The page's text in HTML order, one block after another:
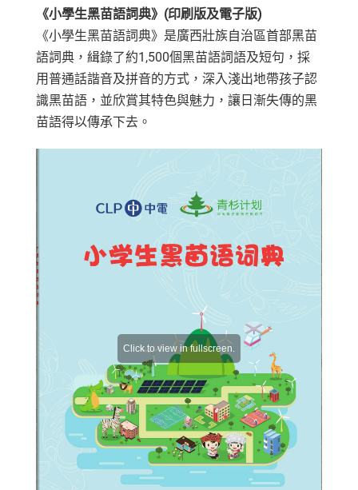
《小學生黑苗語詞典》(印刷版及電子版)
《小學生黑苗語詞典》是廣西壯族自治區首部黑苗
語詞典，緝錄了約1,500個黑苗語詞語及短句，採
用普通話諧音及拼音的方式，深入淺出地帶孩子認
識黑苗語，並欣賞其特色與魅力，讓日漸失傳的黑
苗語得以傳承下去。